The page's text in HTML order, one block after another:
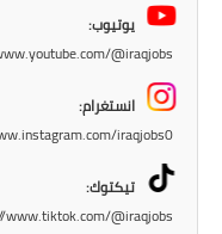
يوتيوب:
@iraqjobs
انستغرام:
iraqjobs0/
تيكتوك:
www.tiktok.com/@iraqjobs